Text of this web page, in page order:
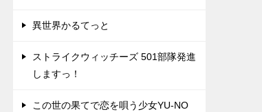
異世界かるてっと
ストライクウィッチーズ 501部隊発進
しますっ！
この世の果てで恋を唄う少女YU-NO